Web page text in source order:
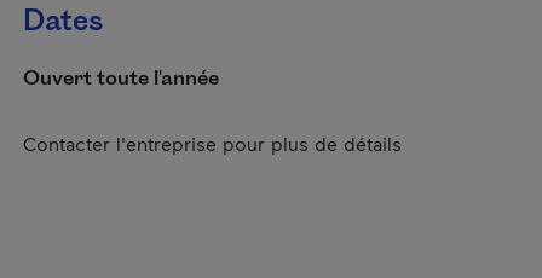
Dates
Ouvert toute l'année
Contacter l'entreprise pour plus de détails